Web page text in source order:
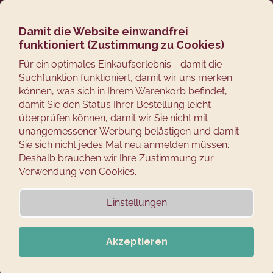
Damit die Website einwandfrei
funktioniert (Zustimmung zu Cookies)
Für ein optimales Einkaufserlebnis - damit die
Suchfunktion funktioniert, damit wir uns merken
können, was sich in Ihrem Warenkorb befindet,
damit Sie den Status Ihrer Bestellung leicht
überprüfen können, damit wir Sie nicht mit
unangemessener Werbung belästigen und damit
Sie sich nicht jedes Mal neu anmelden müssen.
Deshalb brauchen wir Ihre Zustimmung zur
Verwendung von Cookies.
Einstellungen
Akzeptieren
Zum
springen
AB 5 STÜCK -10%
AB 10 STÜCK -20%
Zurück
zum
W
A
S
S
U
C
H
N
S